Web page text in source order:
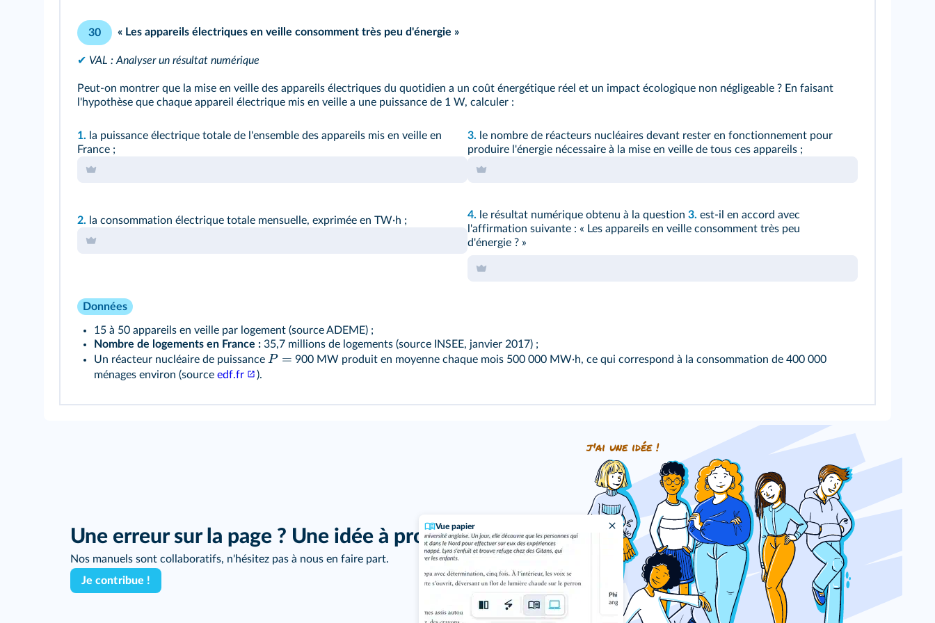
Vue papier
30 « Les appareils électriques en veille consomment très peu d'énergie »
✔ VAL : Analyser un résultat numérique
Peut-on montrer que la mise en veille des appareils électriques du quotidien a un coût énergétique réel et un impact écologique non négligeable ? En faisant
l'hypothèse que chaque appareil électrique mis en veille a une puissance de 1 W, calculer :
1. la puissance électrique totale de l'ensemble des appareils mis en veille en
France ;
2. la consommation électrique totale mensuelle, exprimée en TW·h ;
3. le nombre de réacteurs nucléaires devant rester en fonctionnement pour
produire l'énergie nécessaire à la mise en veille de tous ces appareils ;
4. le résultat numérique obtenu à la question 3. est-il en accord avec
l'affirmation suivante : « Les appareils en veille consomment très peu
d'énergie ? »
Données
15 à 50 appareils en veille par logement (source ADEME) ;
Nombre de logements en France : 35,7 millions de logements (source INSEE, janvier 2017) ;
Un réacteur nucléaire de puissance P = 900 MW produit en moyenne chaque mois 500 000 MW·h, ce qui correspond à la consommation de 400 000
ménages environ (source edf.fr ).
Une erreur sur la page ? Une idée à proposer ?
Nos manuels sont collaboratifs, n'hésitez pas à nous en faire part.
Je contribue !
j'ai une idée !